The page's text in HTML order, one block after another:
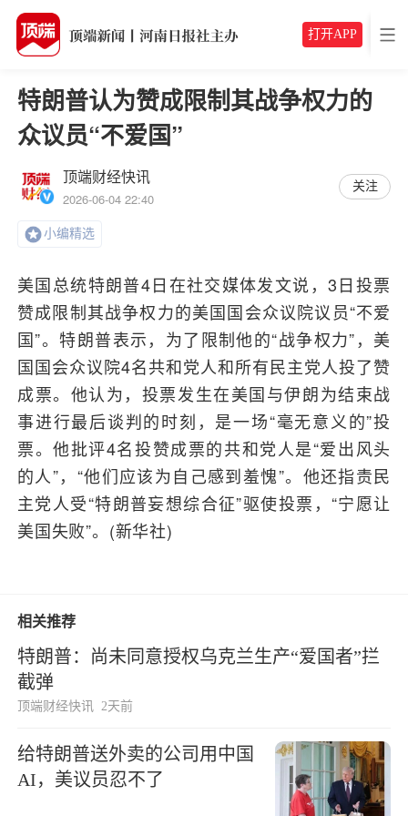
打开APP
特朗普认为赞成限制其战争权力的
众议员“不爱国”
顶端财经快讯
2026-06-04 22:40
关注
小编精选
美国总统特朗普4日在社交媒体发文说，3日投票
赞成限制其战争权力的美国国会众议院议员“不爱
国”。特朗普表示，为了限制他的“战争权力”，美
国国会众议院4名共和党人和所有民主党人投了赞
成票。他认为，投票发生在美国与伊朗为结束战
事进行最后谈判的时刻，是一场“毫无意义的”投
票。他批评4名投赞成票的共和党人是“爱出风头
的人”，“他们应该为自己感到羞愧”。他还指责民
主党人受“特朗普妄想综合征”驱使投票，“宁愿让
美国失败”。(新华社)
相关推荐
特朗普：尚未同意授权乌克兰生产“爱国者”拦
截弹
顶端财经快讯 2天前
给特朗普送外卖的公司用中国
AI，美议员忍不了